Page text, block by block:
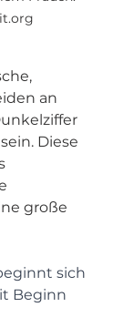
an
Diese
große
sich
Beginn